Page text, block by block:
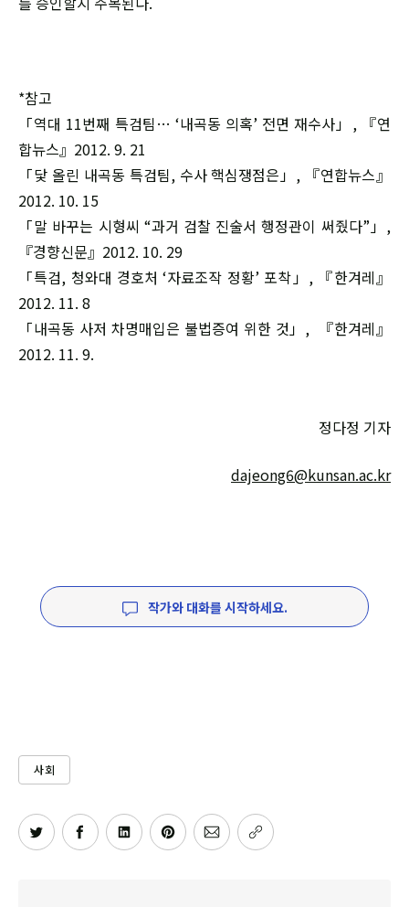
*참고
「역대 11번째 특검팀… ‘내곡동 의혹’ 전면 재수사」, 『연
합뉴스』2012. 9. 21
「닻 올린 내곡동 특검팀, 수사 핵심쟁점은」, 『연합뉴스』
2012. 10. 15
「말 바꾸는 시형씨 “과거 검찰 진술서 행정관이 써줬다”」,
『경향신문』2012. 10. 29
「특검, 청와대 경호처 ‘자료조작 정황’ 포착」, 『한겨레』
2012. 11. 8
「내곡동 사저 차명매입은 불법증여 위한 것」, 『한겨레』
2012. 11. 9.
정다정 기자
dajeong6@kunsan.ac.kr
작가와 대화를 시작하세요.
사회